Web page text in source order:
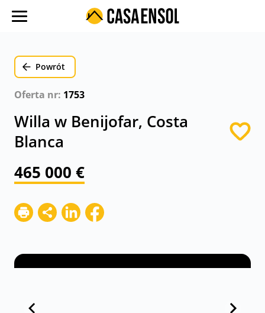
Oferty w regionach
Ulubione oferty
Proces zakupu
Koszty
Kontakt
Powrót
Oferta nr: 1753
Willa w Benijofar, Costa
Blanca
465 000 €